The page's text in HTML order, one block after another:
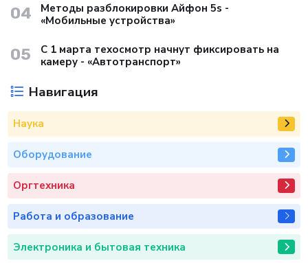
04
Методы разблокировки Айфон 5s -
«Мобильные устройства»
05
С 1 марта техосмотр начнут фиксировать на
камеру - «Автотранспорт»
Навигация
Наука
Оборудование
Оргтехника
Работа и образование
Электроника и бытовая техника